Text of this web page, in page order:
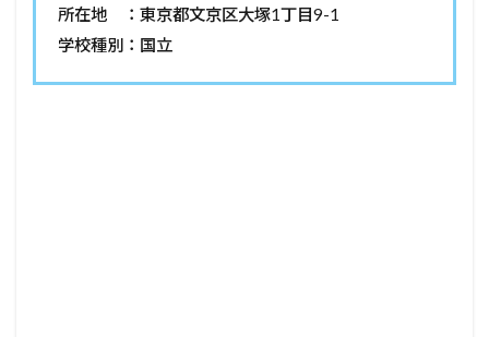
所在地 ：東京都文京区大塚1丁目9-1
学校種別：国立